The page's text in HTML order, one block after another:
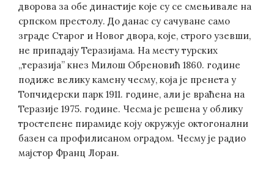
дворова за обе династије које су се смењивале на
српском престолу. До данас су сачуване само
зграде Старог и Новог двора, које, строго узевши,
не припадају Теразијама. На месту турских
„теразија” кнез Милош Обреновић 1860. године
подиже велику камену чесму, која је пренета у
Топчидерски парк 1911. године, али је враћена на
Теразије 1975. године. Чесма је решена у облику
тростепене пирамиде коју окружује октогонални
базен са профилисаном оградом. Чесму је радио
мајстор Франц Лоран.